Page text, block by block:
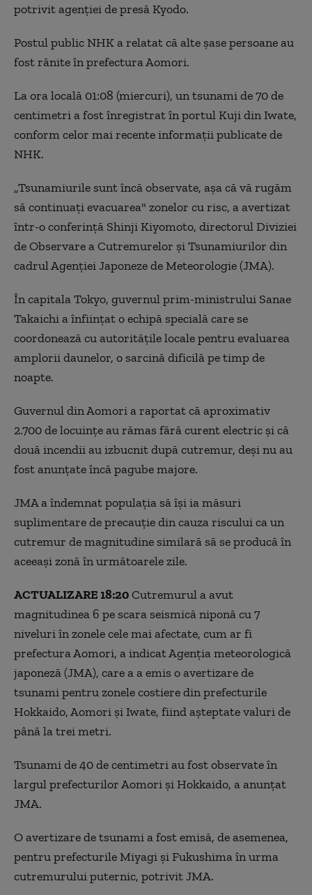
potrivit agenţiei de presă Kyodo.
Postul public NHK a relatat că alte şase persoane au
fost rănite în prefectura Aomori.
La ora locală 01:08 (miercuri), un tsunami de 70 de
centimetri a fost înregistrat în portul Kuji din Iwate,
conform celor mai recente informaţii publicate de
NHK.
„Tsunamiurile sunt încă observate, aşa că vă rugăm
să continuaţi evacuarea" zonelor cu risc, a avertizat
într-o conferinţă Shinji Kiyomoto, directorul Diviziei
de Observare a Cutremurelor şi Tsunamiurilor din
cadrul Agenţiei Japoneze de Meteorologie (JMA).
În capitala Tokyo, guvernul prim-ministrului Sanae
Takaichi a înfiinţat o echipă specială care se
coordonează cu autorităţile locale pentru evaluarea
amplorii daunelor, o sarcină dificilă pe timp de
noapte.
Guvernul din Aomori a raportat că aproximativ
2.700 de locuinţe au rămas fără curent electric şi că
două incendii au izbucnit după cutremur, deşi nu au
fost anunţate încă pagube majore.
JMA a îndemnat populaţia să îşi ia măsuri
suplimentare de precauţie din cauza riscului ca un
cutremur de magnitudine similară să se producă în
aceeaşi zonă în următoarele zile.
ACTUALIZARE 18:20Cutremurul a avut
magnitudinea 6 pe scara seismică niponă cu 7
niveluri în zonele cele mai afectate, cum ar fi
prefectura Aomori, a indicat Agenția meteorologică
japoneză (JMA), care a a emis o avertizare de
tsunami pentru zonele costiere din prefecturile
Hokkaido, Aomori şi Iwate, fiind aşteptate valuri de
până la trei metri.
Tsunami de 40 de centimetri au fost observate în
largul prefecturilor Aomori şi Hokkaido, a anunțat
JMA.
O avertizare de tsunami a fost emisă, de asemenea,
pentru prefecturile Miyagi şi Fukushima în urma
cutremurului puternic, potrivit JMA.